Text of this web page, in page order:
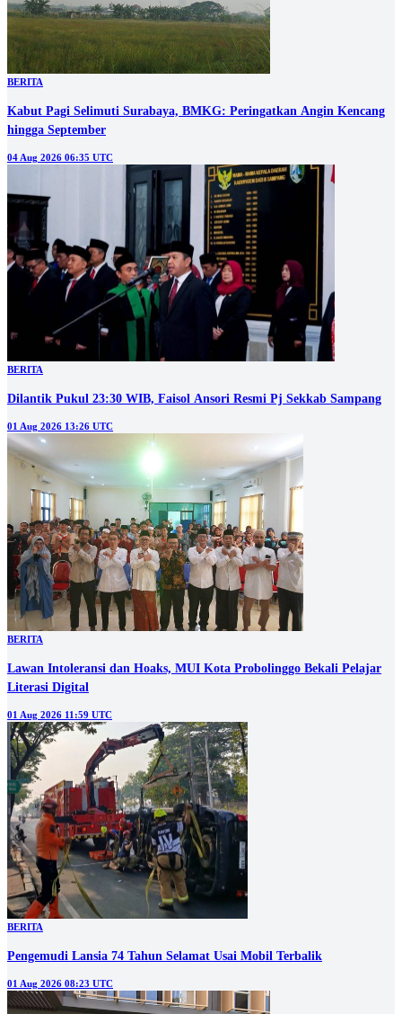
BERITA
Kabut Pagi Selimuti Surabaya, BMKG: Peringatkan Angin Kencang
hingga September
04 Aug 2026 06:35 UTC
BERITA
Dilantik Pukul 23:30 WIB, Faisol Ansori Resmi Pj Sekkab Sampang
01 Aug 2026 13:26 UTC
BERITA
‎Lawan Intoleransi dan Hoaks, MUI Kota Probolinggo Bekali Pelajar
Literasi Digital
01 Aug 2026 11:59 UTC
BERITA
Pengemudi Lansia 74 Tahun Selamat Usai Mobil Terbalik
01 Aug 2026 08:23 UTC